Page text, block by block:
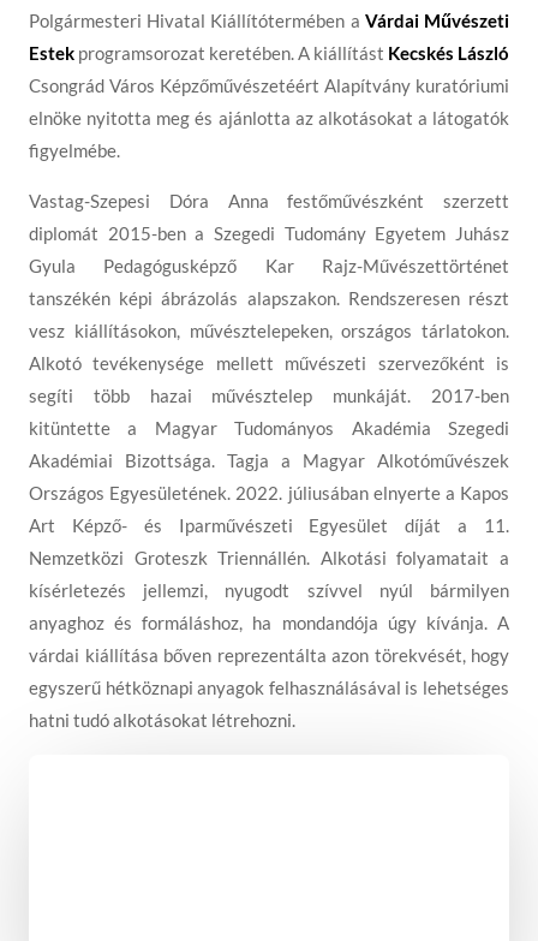
Polgármesteri Hivatal Kiállítótermében a Várdai Művészeti
Estek programsorozat keretében. A kiállítást Kecskés László
Csongrád Város Képzőművészetéért Alapítvány kuratóriumi
elnöke nyitotta meg és ajánlotta az alkotásokat a látogatók
figyelmébe.
Vastag-Szepesi Dóra Anna festőművészként szerzett
diplomát 2015-ben a Szegedi Tudomány Egyetem Juhász
Gyula Pedagógusképző Kar Rajz-Művészettörténet
tanszékén képi ábrázolás alapszakon. Rendszeresen részt
vesz kiállításokon, művésztelepeken, országos tárlatokon.
Alkotó tevékenysége mellett művészeti szervezőként is
segíti több hazai művésztelep munkáját. 2017-ben
kitüntette a Magyar Tudományos Akadémia Szegedi
Akadémiai Bizottsága. Tagja a Magyar Alkotóművészek
Országos Egyesületének. 2022. júliusában elnyerte a Kapos
Art Képző- és Iparművészeti Egyesület díját a 11.
Nemzetközi Groteszk Triennállén. Alkotási folyamatait a
kísérletezés jellemzi, nyugodt szívvel nyúl bármilyen
anyaghoz és formáláshoz, ha mondandója úgy kívánja. A
várdai kiállítása bőven reprezentálta azon törekvését, hogy
egyszerű hétköznapi anyagok felhasználásával is lehetséges
hatni tudó alkotásokat létrehozni.